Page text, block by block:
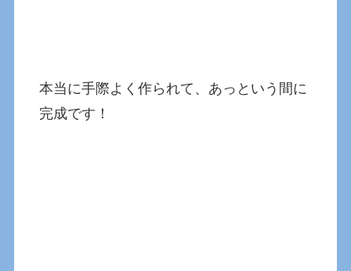
本当に手際よく作られて、あっという間に
完成です！